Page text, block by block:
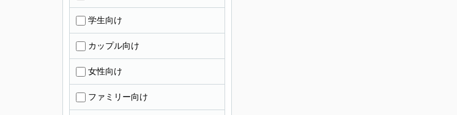
学生向け
カップル向け
女性向け
ファミリー向け